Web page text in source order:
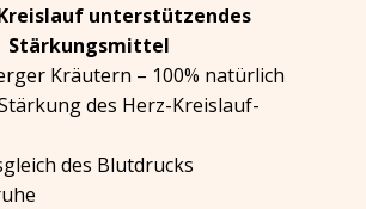
unterstützendes
Stärkungsmittel
Kräutern – 100% natürlich
des Herz-Kreislauf-
des Blutdrucks